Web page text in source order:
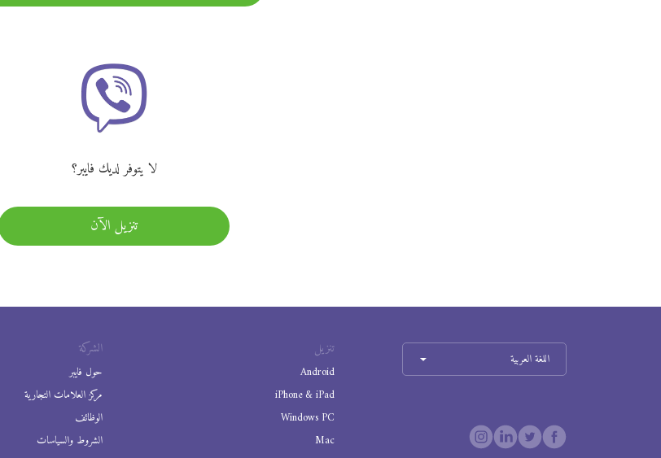
لا يتوفر لديك فايبر؟
تنزيل الآن
الشركة
حول فايبر
مركز العلامات التجارية
الوظائف
الشروط والسياسات
تنزيل
Android
iPhone & iPad
Windows PC
Mac
اللغة العربية